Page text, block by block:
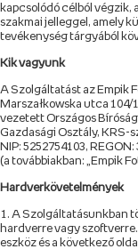
kapcsolódó célból végzik,
szakmai jelleggel, amely
tevékenység tárgyából
Kik vagyunk
A Szolgáltatást az Empik
Marszałkowska utca 104/
vezetett Országos
Gazdasági Osztály, KRS-
NIP: 5252754103,
(a továbbiakban: „Empik
Hardverkövetelmények
A Szolgáltatásunkban
hardverre vagy
eszköz és a következő